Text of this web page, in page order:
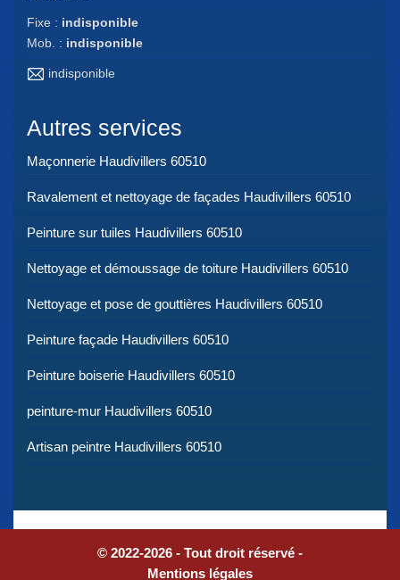
Fixe : indisponible
Mob. : indisponible
indisponible
Autres services
Maçonnerie Haudivillers 60510
Ravalement et nettoyage de façades Haudivillers 60510
Peinture sur tuiles Haudivillers 60510
Nettoyage et démoussage de toiture Haudivillers 60510
Nettoyage et pose de gouttières Haudivillers 60510
Peinture façade Haudivillers 60510
Peinture boiserie Haudivillers 60510
peinture-mur Haudivillers 60510
Artisan peintre Haudivillers 60510
© 2022-2026 - Tout droit réservé -
Mentions légales